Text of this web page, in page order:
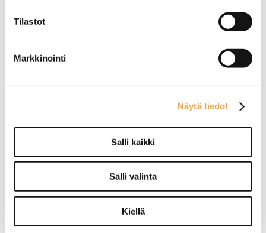
Tilastot
Markkinointi
Näytä tiedot
Salli kaikki
Salli valinta
Kiellä
Reunakarkaistu
Kahvimuki 0,29L